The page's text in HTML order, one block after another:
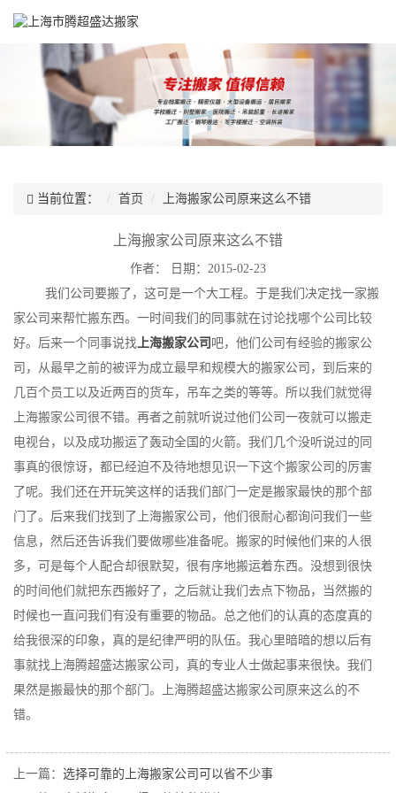
当前位置： 首页 上海搬家公司原来这么不错
上海搬家公司原来这么不错
作者：
日期：2015-02-23
我们公司要搬了，这可是一个大工程。于是我们决定找一家搬
家公司来帮忙搬东西。一时间我们的同事就在讨论找哪个公司比较
好。后来一个同事说找上海搬家公司 吧，他们公司有经验的搬家公
司，从最早之前的被评为成立最早和规模大的搬家公司，到后来的
几百个员工以及近两百的货车，吊车之类的等等。所以我们就觉得
上海搬家公司很不错。再者之前就听说过他们公司一夜就可以搬走
电视台，以及成功搬运了轰动全国的火箭。我们几个没听说过的同
事真的很惊讶，都已经迫不及待地想见识一下这个搬家公司的厉害
了呢。我们还在开玩笑这样的话我们部门一定是搬家最快的那个部
门了。后来我们找到了上海搬家公司，他们很耐心都询问我们一些
信息，然后还告诉我们要做哪些准备呢。搬家的时候他们来的人很
多，可是每个人配合却很默契，很有序地搬运着东西。没想到很快
的时间他们就把东西搬好了，之后就让我们去点下物品，当然搬的
时候也一直问我们有没有重要的物品。总之他们的认真的态度真的
给我很深的印象，真的是纪律严明的队伍。我心里暗暗的想以后有
事就找上海腾超盛达搬家公司，真的专业人士做起事来很快。我们
果然是搬最快的那个部门。上海腾超盛达搬家公司原来这么的不
错。
上一篇： 选择可靠的上海搬家公司可以省不少事